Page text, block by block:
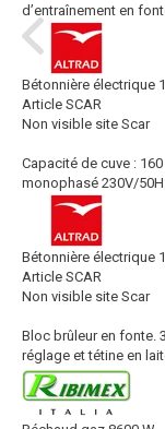
d’entraînement en
Bétonnière électrique
Article SCAR
Non visible site Scar
Capacité de cuve :
monophasé 230V/
Bétonnière électrique
Article SCAR
Non visible site Scar
Bloc brûleur en fonte.
réglage et tétine en